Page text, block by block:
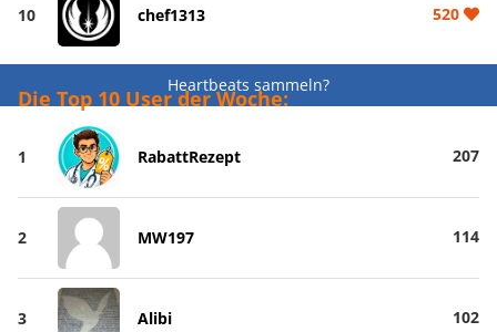
10 chef1313 520
Heartbeats sammeln?
Die Top 10 User der Woche:
1 RabattRezept 207
2 MW197 114
3 Alibi 102